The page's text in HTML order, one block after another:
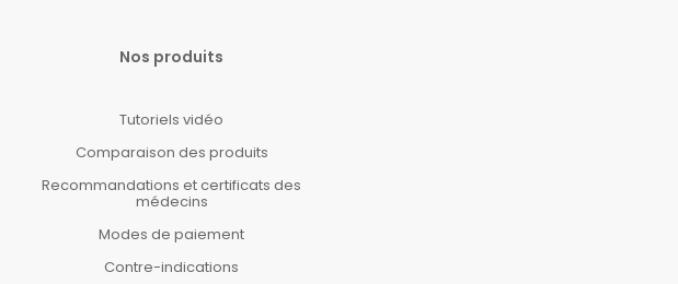
Nos produits
Tutoriels vidéo
Comparaison des produits
Recommandations et certificats des
médecins
Modes de paiement
Contre-indications